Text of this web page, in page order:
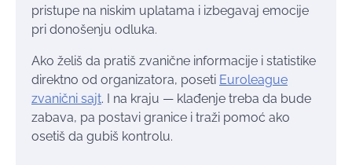
pristupe na niskim uplatama i izbegavaj emocije
pri donošenju odluka.
Ako želiš da pratiš zvanične informacije i statistike
direktno od organizatora, poseti Euroleague
zvanični sajt. I na kraju — klađenje treba da bude
zabava, pa postavi granice i traži pomoć ako
osetiš da gubiš kontrolu.